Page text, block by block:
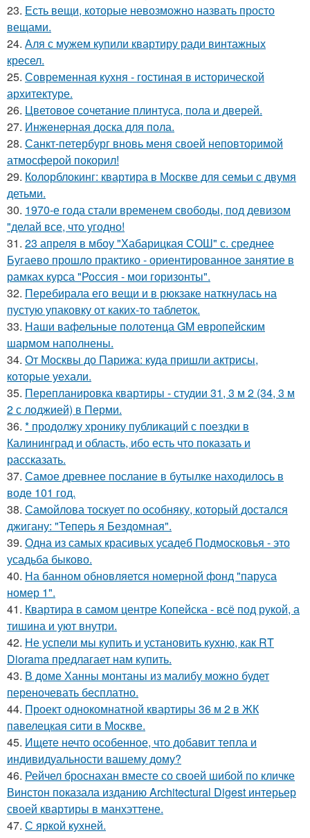
23. Есть вещи, которые невозможно назвать просто
вещами.
24. Аля с мужем купили квартиру ради винтажных
кресел.
25. Современная кухня - гостиная в исторической
архитектуре.
26. Цветовое сoчетание плинтуса, пола и дверей.
27. Инжeнepная доска для пола.
28. Санкт-петербург вновь меня своей неповторимой
атмосферой покорил!
29. Колорблокинг: квартира в Москве для семьи с двумя
детьми.
30. 1970-е года стали временем свободы, под девизом
"делай все, что угодно!
31. 23 апреля в мбоу "Хабарицкая СОШ" с. среднее
Бугаево прошло практико - ориентированное занятие в
рамках курса "Россия - мои горизонты".
32. Перебирала его вещи и в рюкзаке наткнулась на
пустую упаковку от каких-то таблеток.
33. Наши вафельные полотенца GM европейским
шармом наполнены.
34. От Москвы до Парижа: куда пришли актрисы,
которые уехали.
35. Перепланировка квартиры - студии 31, 3 м 2 (34, 3 м
2 с лоджией) в Перми.
36. * продолжу хронику публикаций с поездки в
Калининград и область, ибо есть что показать и
рассказать.
37. Самое древнее послание в бутылке находилось в
воде 101 год.
38. Самойлова тоскует по особняку, который достался
джигану: "Теперь я Бездомная".
39. Одна из самых красивых усадеб Подмосковья - это
усадьба быково.
40. На банном обновляется номерной фонд "паруса
номер 1".
41. Квартира в самом центре Копейска - всё под рукой, а
тишина и уют внутри.
42. Не успели мы купить и установить кухню, как RT
Diorama предлагает нам купить.
43. В доме Ханны монтаны из малибу можно будет
переночевать бесплатно.
44. Проект однокомнатной квартиры 36 м 2 в ЖК
павелецкая сити в Москве.
45. Ищете нечто особенное, что добавит тепла и
индивидуальности вашему дому?
46. Рейчел броснахан вместе со своей шибой по кличке
Винстон показала изданию Architectural Digest интерьер
своей квартиры в манхэттене.
47. С яркой кухней.